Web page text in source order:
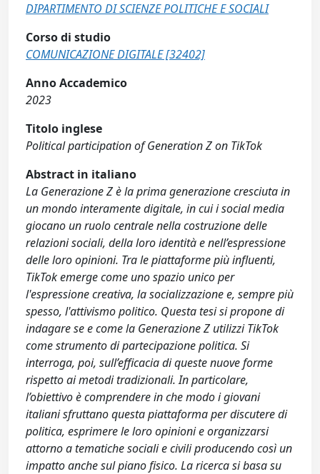
DIPARTIMENTO DI SCIENZE POLITICHE E SOCIALI
Corso di studio
COMUNICAZIONE DIGITALE [32402]
Anno Accademico
2023
Titolo inglese
Political participation of Generation Z on TikTok
Abstract in italiano
La Generazione Z è la prima generazione cresciuta in
un mondo interamente digitale, in cui i social media
giocano un ruolo centrale nella costruzione delle
relazioni sociali, della loro identità e nell’espressione
delle loro opinioni. Tra le piattaforme più influenti,
TikTok emerge come uno spazio unico per
l'espressione creativa, la socializzazione e, sempre più
spesso, l'attivismo politico. Questa tesi si propone di
indagare se e come la Generazione Z utilizzi TikTok
come strumento di partecipazione politica. Si
interroga, poi, sull’efficacia di queste nuove forme
rispetto ai metodi tradizionali. In particolare,
l’obiettivo è comprendere in che modo i giovani
italiani sfruttano questa piattaforma per discutere di
politica, esprimere le loro opinioni e organizzarsi
attorno a tematiche sociali e civili producendo così un
impatto anche sul piano fisico. La ricerca si basa su